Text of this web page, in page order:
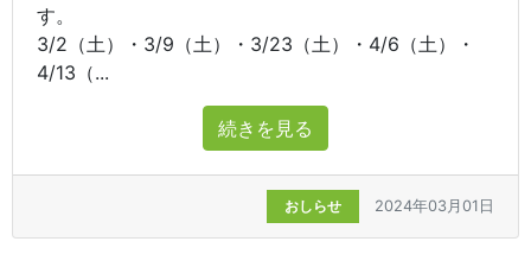
す。
3/2（土）・3/9（土）・3/23（土）・4/6（土）・
4/13（...
続きを見る
おしらせ 2024年03月01日